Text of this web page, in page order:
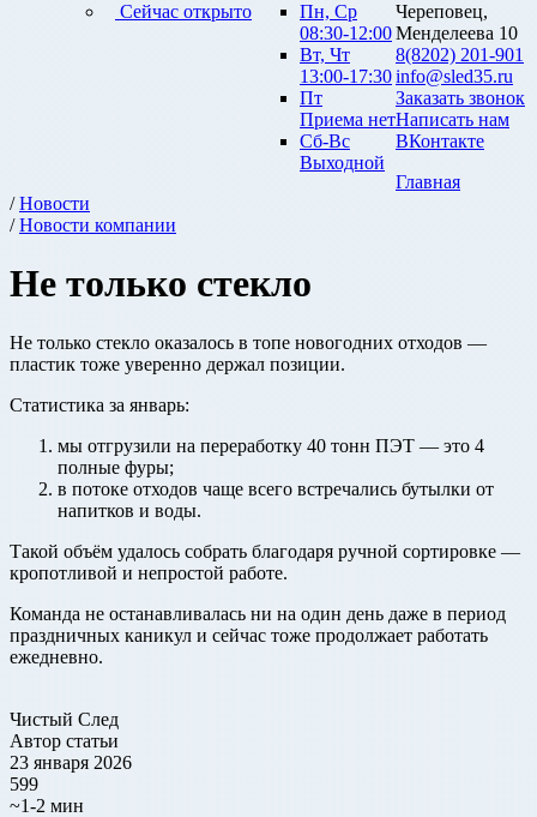
Сейчас открыто
Пн, Ср
08:30-12:00
Вт, Чт
13:00-17:30
Пт
Приема нет
Сб-Вс
Выходной
Череповец,
Менделеева 10
8(8202) 201-901
info@sled35.ru
Заказать звонок
Написать нам
ВКонтакте
Главная
/Новости
/Новости компании
Не только стекло
Не только стекло оказалось в топе новогодних отходов —
пластик тоже уверенно держал позиции.
Статистика за январь:
мы отгрузили на переработку 40 тонн ПЭТ — это 4
полные фуры;
в потоке отходов чаще всего встречались бутылки от
напитков и воды.
Такой объём удалось собрать благодаря ручной сортировке —
кропотливой и непростой работе.
Команда не останавливалась ни на один день даже в период
праздничных каникул и сейчас тоже продолжает работать
ежедневно.
Чистый След
Автор статьи
23 января 2026
599
~1-2 мин